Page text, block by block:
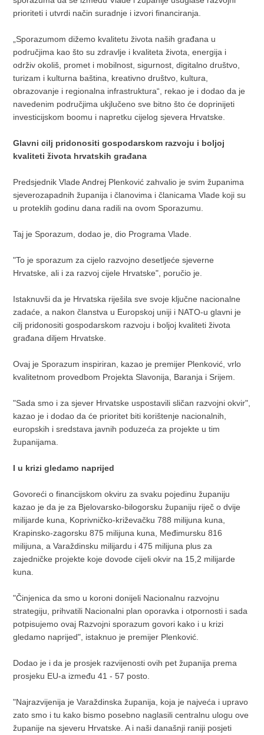
prioriteti i utvrdi način suradnje i izvori financiranja.
„Sporazumom dižemo kvalitetu života naših građana u
područjima kao što su zdravlje i kvaliteta života, energija i
održiv okoliš, promet i mobilnost, sigurnost, digitalno društvo,
turizam i kulturna baština, kreativno društvo, kultura,
obrazovanje i regionalna infrastruktura“, rekao je i dodao da je
navedenim područjima ukjlučeno sve bitno što će doprinijeti
investicijskom boomu i napretku cijelog sjevera Hrvatske.
Glavni cilj pridonositi gospodarskom razvoju i boljoj
kvaliteti života hrvatskih građana
Predsjednik Vlade Andrej Plenković zahvalio je svim županima
sjeverozapadnih županija i članovima i članicama Vlade koji su
u proteklih godinu dana radili na ovom Sporazumu.
Taj je Sporazum, dodao je, dio Programa Vlade.
"To je sporazum za cijelo razvojno desetljeće sjeverne
Hrvatske, ali i za razvoj cijele Hrvatske", poručio je.
Istaknuvši da je Hrvatska riješila sve svoje ključne nacionalne
zadaće, a nakon članstva u Europskoj uniji i NATO-u glavni je
cilj pridonositi gospodarskom razvoju i boljoj kvaliteti života
građana diljem Hrvatske.
Ovaj je Sporazum inspiriran, kazao je premijer Plenković, vrlo
kvalitetnom provedbom Projekta Slavonija, Baranja i Srijem.
"Sada smo i za sjever Hrvatske uspostavili sličan razvojni okvir",
kazao je i dodao da će prioritet biti korištenje nacionalnih,
europskih i sredstava javnih poduzeća za projekte u tim
županijama.
I u krizi gledamo naprijed
Govoreći o financijskom okviru za svaku pojedinu županiju
kazao je da je za Bjelovarsko-bilogorsku županiju riječ o dvije
milijarde kuna, Koprivničko-križevačku 788 milijuna kuna,
Krapinsko-zagorsku 875 milijuna kuna, Međimursku 816
milijuna, a Varaždinsku milijardu i 475 milijuna plus za
zajedničke projekte koje dovode cijeli okvir na 15,2 milijarde
kuna.
"Činjenica da smo u koroni donijeli Nacionalnu razvojnu
strategiju, prihvatili Nacionalni plan oporavka i otpornosti i sada
potpisujemo ovaj Razvojni sporazum govori kako i u krizi
gledamo naprijed", istaknuo je premijer Plenković.
Dodao je i da je prosjek razvijenosti ovih pet županija prema
prosjeku EU-a između 41 - 57 posto.
"Najrazvijenija je Varaždinska županija, koja je najveća i upravo
zato smo i tu kako bismo posebno naglasili centralnu ulogu ove
županije na sjeveru Hrvatske. A i naši današnji raniji posjeti